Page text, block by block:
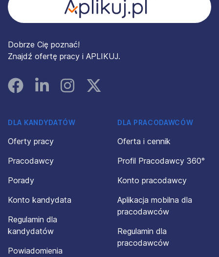
Dobrze Cię poznać!
Znajdź ofertę pracy i APLIKUJ.
FacebookLinked InInstagramInstagram
DLA KANDYDATÓW
Oferty pracy
Pracodawcy
Porady
Konto kandydata
Regulamin dla
kandydatów
Powiadomienia
DLA PRACODAWCÓW
Oferta i cennik
Profil Pracodawcy 360°
Konto pracodawcy
Aplikacja mobilna dla
pracodawców
Regulamin dla
pracodawców